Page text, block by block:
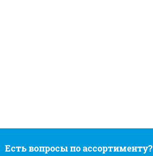
Есть вопросы по ассортименту?